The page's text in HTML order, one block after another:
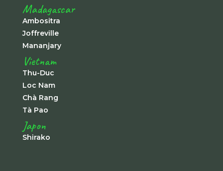
Madagascar
Ambositra
Joffreville
Mananjary
Vietnam
Thu-Duc
Loc Nam
Chà Rang
Tà Pao
Japon
Shirako